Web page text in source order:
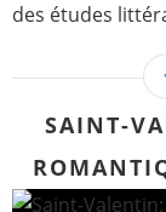
des études
SAINT-